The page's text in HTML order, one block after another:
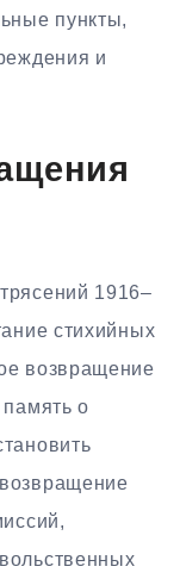
пункты,
и
1916–
стихийных
возвращение
о